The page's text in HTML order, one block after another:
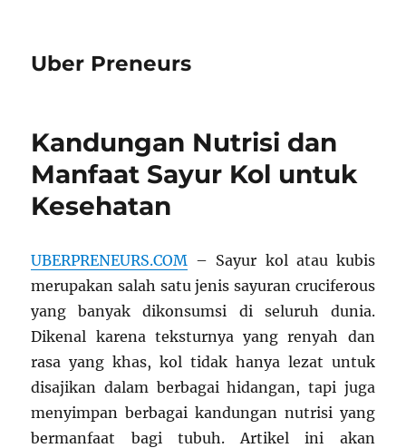
Uber Preneurs
Kandungan Nutrisi dan
Manfaat Sayur Kol untuk
Kesehatan
UBERPRENEURS.COM – Sayur kol atau kubis
merupakan salah satu jenis sayuran cruciferous
yang banyak dikonsumsi di seluruh dunia.
Dikenal karena teksturnya yang renyah dan
rasa yang khas, kol tidak hanya lezat untuk
disajikan dalam berbagai hidangan, tapi juga
menyimpan berbagai kandungan nutrisi yang
bermanfaat bagi tubuh. Artikel ini akan